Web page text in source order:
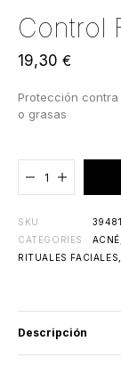
Control
19,30 €
Protección
o grasas
SKU
CATEGORIES
ACNÉ
RITUALES FACIALES
Descripción